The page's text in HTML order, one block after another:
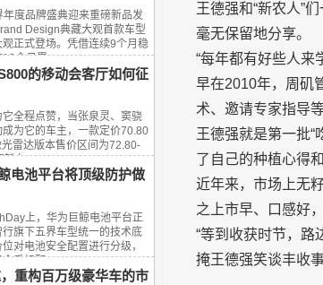
度品牌盛典迎来重磅新品发
Design典藏大观首款车型
正式登场。凭借连续9个月稳
个月累...
的移动会客厅如何征
全程点赞，当张泉灵、窦骁
为它的车主，一款定价70.80
雷达版本售价区间为72.80-
轿车——...
电池平台将顶级防护做
上，华为巨鲸电池平台正
旗下五界车型统一的技术底
对电池安全配置进行分级，
系标配...
重构百万级豪华车的市
王德强和“新农人”
毫无保留地分享。
“每年都有好些人来
早在2010年，周矶
术、邀请专家指导
王德强就是第一批“
了自己的种植心得和
近年来，市场上无
之上市早、口感好
“等到收获时节，路
掩王德强笑谈丰收事